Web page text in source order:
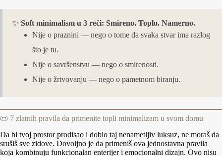
✨ Soft minimalism u 3 reči: Smireno. Toplo. Namerno.
Nije o praznini — nego o tome da svaka stvar ima razlog
što je tu.
Nije o savršenstvu — nego o smirenosti.
Nije o žrtvovanju — nego o pametnom biranju.
📜 7 zlatnih pravila da primenite topli minimalizam u svom domu
Da bi tvoj prostor prodisao i dobio taj nenametljiv luksuz, ne moraš da
srušiš sve zidove. Dovoljno je da primeniš ova jednostavna pravila
koja kombinuju funkcionalan enterijer i emocionalni dizajn. Ovo nisu